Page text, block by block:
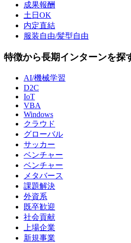
成果報酬
土日OK
内定直結
服装自由/髪型自由
特徴から長期インターンを探
AI/機械学習
D2C
IoT
VBA
Windows
クラウド
グローバル
サッカー
ベンチャー
ベンチャー
メタバース
課題解決
外資系
既卒歓迎
社会貢献
上場企業
新規事業